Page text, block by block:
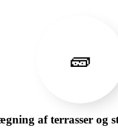
🧱
af terrasser og